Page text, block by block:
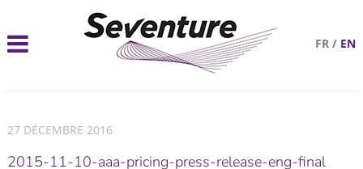
FR / EN
27 DÉCEMBRE 2016
2015-11-10-aaa-pricing-press-release-eng-final